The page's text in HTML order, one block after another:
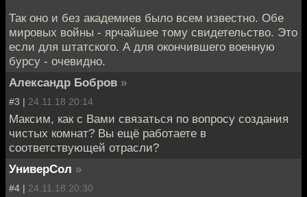
Так оно и без академиев было всем известно. Обе
мировых войны - ярчайшее тому свидетельство. Это
если для штатского. А для окончившего военную
бурсу - очевидно.
Александр Бобров »
#3 | 24.11.18 20:14
Максим, как с Вами связаться по вопросу создания
чистых комнат? Вы ещё работаете в
соответствующей отрасли?
УниверСол »
#4 | 24.11.18 20:30